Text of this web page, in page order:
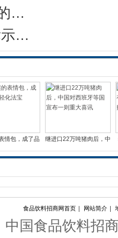
又有“人造肉”的事儿？科学家：无需饲养和屠宰
韩国召回未标示致敏成分的健康功能食品
情包，成了品
继进口22万吨猪肉后，中
食品饮料招商网首页 网站简介
中国食品饮料招